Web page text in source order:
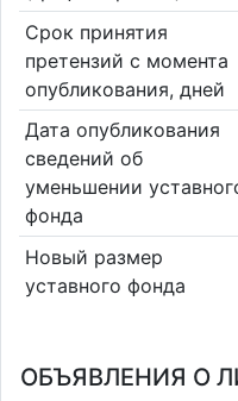
Срок принятия
претензий с момента
опубликования, дней
Дата опубликования
сведений об
уменьшении
фонда
Новый размер
уставного фонда
ОБЪЯВЛЕНИЯ О